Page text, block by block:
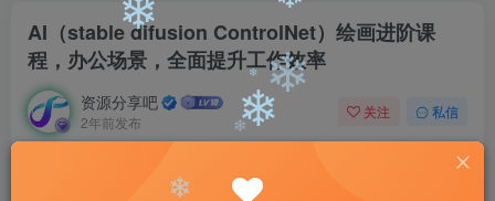
AI（stable difusion ControlNet）绘画进阶课
程，办公场景，全面提升工作效率
资源分享吧
2年前发布
关注 私信
❄
❄❄
❄ ❄